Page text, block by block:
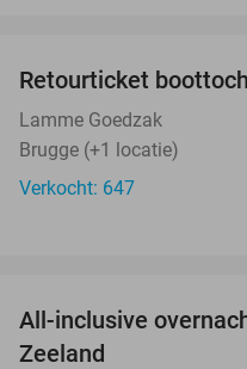
Retourticket
Lamme Goedzak
Brugge (+1 locatie)
Verkocht: 647
All-inclusive
Zeeland